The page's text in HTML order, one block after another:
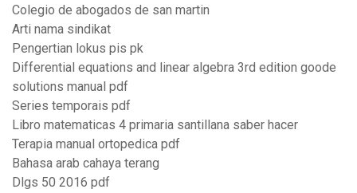
Colegio de abogados de san martin
Arti nama sindikat
Pengertian lokus pis pk
Differential equations and linear algebra 3rd edition goode
solutions manual pdf
Series temporais pdf
Libro matematicas 4 primaria santillana saber hacer
Terapia manual ortopedica pdf
Bahasa arab cahaya terang
Dlgs 50 2016 pdf